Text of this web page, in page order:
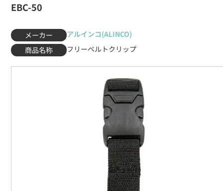
EBC-50
メーカー
アルインコ(ALINCO)
商品名称
フリーベルトクリップ